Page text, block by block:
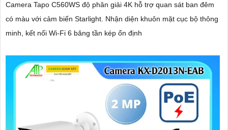
Camera Tapo C560WS độ phân giải 4K hỗ trợ quan sát ban đêm
có màu với cảm biến Starlight. Nhận diện khuôn mặt cục bộ thông
minh, kết nối Wi-Fi 6 băng tần kép ổn định